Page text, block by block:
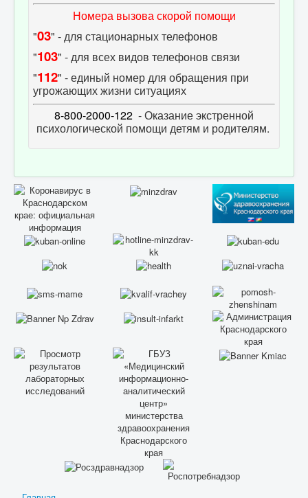
Номера вызова скорой помощи
"03" - для стационарных телефонов
"103" - для всех видов телефонов связи
"112" - единый номер для обращения при
угрожающих жизни ситуациях
8-800-2000-122 - Оказание экстренной
психологической помощи детям и родителям.